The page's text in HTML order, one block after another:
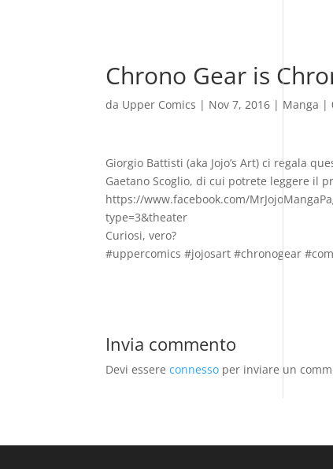
Chrono Gear is
da Upper Comics | Nov 7, 2016 | Manga |
Giorgio Battisti (aka Jojo’s Art) ci regala
Gaetano Scoglio, di cui potrete leggere il
https://www.facebook.com/
type=3&theater
Curiosi, vero?
#uppercomics #jojosart #chronogear
Invia commento
Devi essereconnesso per inviare un